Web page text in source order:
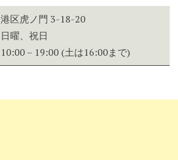
港区虎ノ門 3-18-20
日曜、祝日
10:00 – 19:00 (土は16:00まで)